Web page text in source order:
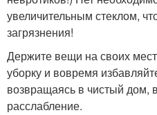
увеличительным стеклом,
загрязнения!
Держите вещи на своих
уборку и вовремя
возвращаясь в чистый дом,
расслабление.